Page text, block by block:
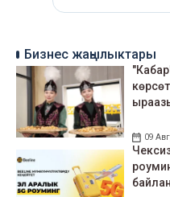
Бизнес жаңылыктары
09